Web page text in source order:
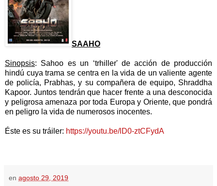
SAAHO
Sinopsis: Sahoo es un ‘trhiller' de acción de producción
hindú cuya trama se centra en la vida de un valiente agente
de policía, Prabhas, y su compañera de equipo, Shraddha
Kapoor. Juntos tendrán que hacer frente a una desconocida
y peligrosa amenaza por toda Europa y Oriente, que pondrá
en peligro la vida de numerosos inocentes.
Éste es su tráiler: https://youtu.be/lD0-ztCFydA
en agosto 29, 2019